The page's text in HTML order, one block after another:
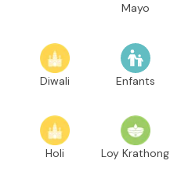
Mayo
Diwali Enfants
Holi Loy Krathong